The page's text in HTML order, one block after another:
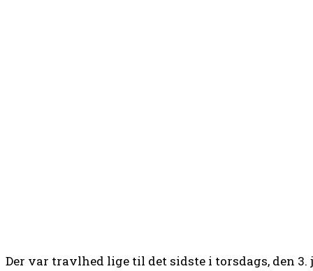
Der var travlhed lige til det sidste i torsdags, den